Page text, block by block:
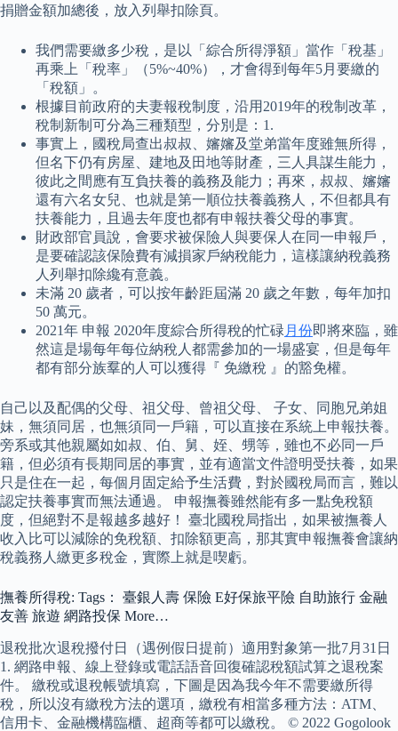
捐贈金額加總後，放入列舉扣除頁。
我們需要繳多少稅，是以「綜合所得淨額」當作「稅基」
再乘上「稅率」（5%~40%），才會得到每年5月要繳的
「稅額」。
根據目前政府的夫妻報稅制度，沿用2019年的稅制改革，
稅制新制可分為三種類型，分別是：1.
事實上，國稅局查出叔叔、嬸嬸及堂弟當年度雖無所得，
但名下仍有房屋、建地及田地等財產，三人具謀生能力，
彼此之間應有互負扶養的義務及能力；再來，叔叔、嬸嬸
還有六名女兒、也就是第一順位扶養義務人，不但都具有
扶養能力，且過去年度也都有申報扶養父母的事實。
財政部官員說，會要求被保險人與要保人在同一申報戶，
是要確認該保險費有減損家戶納稅能力，這樣讓納稅義務
人列舉扣除纔有意義。
未滿 20 歲者，可以按年齡距屆滿 20 歲之年數，每年加扣
50 萬元。
2021年 申報 2020年度綜合所得稅的忙碌 月份即將來臨，雖
然這是場每年每位納稅人都需參加的一場盛宴，但是每年
都有部分族羣的人可以獲得『 免繳稅 』的豁免權。
自己以及配偶的父母、祖父母、曾祖父母、 子女、同胞兄弟姐
妹，無須同居，也無須同一戶籍，可以直接在系統上申報扶養。
旁系或其他親屬如如叔、伯、舅、姪、甥等，雖也不必同一戶
籍，但必須有長期同居的事實，並有適當文件證明受扶養，如果
只是住在一起，每個月固定給予生活費，對於國稅局而言，難以
認定扶養事實而無法通過。 申報撫養雖然能有多一點免稅額
度，但絕對不是報越多越好！ 臺北國稅局指出，如果被撫養人
收入比可以減除的免稅額、扣除額更高，那其實申報撫養會讓納
稅義務人繳更多稅金，實際上就是喫虧。
撫養所得稅: Tags： 臺銀人壽 保險 E好保旅平險 自助旅行 金融
友善 旅遊 網路投保 More…
退稅批次退稅撥付日（遇例假日提前）適用對象第一批7月31日
1. 網路申報、線上登錄或電話語音回復確認稅額試算之退稅案
件。 繳稅或退稅帳號填寫，下圖是因為我今年不需要繳所得
稅，所以沒有繳稅方法的選項，繳稅有相當多種方法：ATM、
信用卡、金融機構臨櫃、超商等都可以繳稅。 © 2022 Gogolook